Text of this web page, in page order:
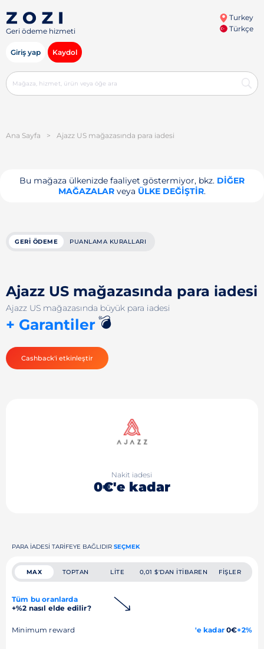
Geri ödeme hizmeti
Turkey
Türkçe
Giriş yap Kaydol
Ana Sayfa > Ajazz US mağazasında para iadesi
Bu mağaza ülkenizde faaliyet göstermiyor, bkz. DIĞER
MAĞAZALARveya ÜLKE DEĞIŞTIR.
GERI ÖDEME PUANLAMA KURALLARI
Ajazz US mağazasında para iadesi
Ajazz US mağazasında büyük para iadesi
+ Garantiler💣
Cashback'i etkinleştir
Nakit iadesi
0€'e kadar
PARA IADESI TARIFEYE BAĞLIDIR SEÇMEK
MAX TOPTAN LITE 0,01 $'DAN ITIBAREN FIŞLER
Tüm bu oranlarda
+%2 nasıl elde edilir?
Minimum reward 'e kadar0€+2%